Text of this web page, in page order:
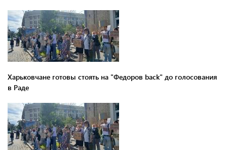
Харьковчане готовы стоять на "Федоров back" до голосования
в Раде